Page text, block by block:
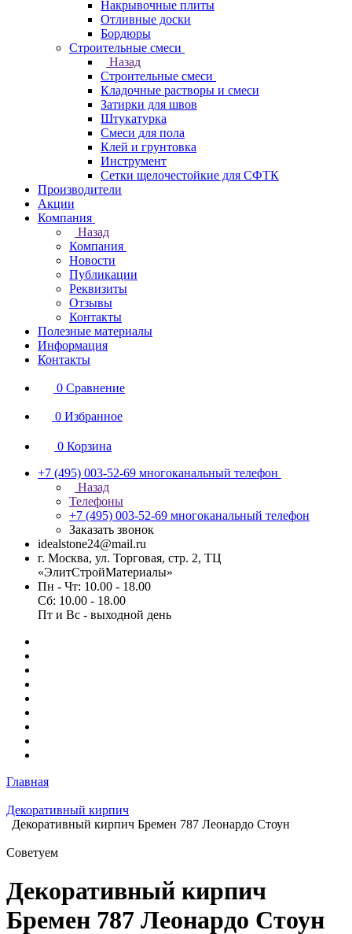
Накрывочные плиты
Отливные доски
Бордюры
Строительные смеси
Назад
Строительные смеси
Кладочные растворы и смеси
Затирки для швов
Штукатурка
Смеси для пола
Клей и грунтовка
Инструмент
Сетки щелочестойкие для СФТК
Производители
Акции
Компания
Назад
Компания
Новости
Публикации
Реквизиты
Отзывы
Контакты
Полезные материалы
Информация
Контакты
0 Сравнение
0 Избранное
0 Корзина
+7 (495) 003-52-69 многоканальный телефон
Назад
Телефоны
+7 (495) 003-52-69 многоканальный телефон
Заказать звонок
idealstone24@mail.ru
г. Москва, ул. Торговая, стр. 2, ТЦ
«ЭлитСтройМатериалы»
Пн - Чт: 10.00 - 18.00
Сб: 10.00 - 18.00
Пт и Вс - выходной день
Главная
Декоративный кирпич
Декоративный кирпич Бремен 787 Леонардо Стоун
Советуем
Декоративный кирпич
Бремен 787 Леонардо Стоун